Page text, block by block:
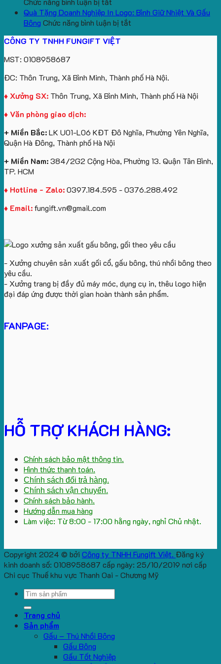
KEO
ấn
logo
Royal
Island
lớn
quà
tặng
móc
làm
quà
tặng
Xuất
Quà
Cổ
Chữ
U
Sản
Xuất
Bông
Theo
Yêu
Cầu
Quà Tặng Doanh Nghiệp In Logo: Bình Giữ Nhiệt Và Gấu
Bông Chức năng bình luận bị tắt
In
Logo:
Bình
Gấu
CÔNG TY TNHH FUNGIFT VIỆT
MST: 0108958687
ĐC: Thôn Trung, Xã Bình Minh, Thành phố Hà Nội.
♦ Xưởng SX: Thôn Trung, Xã Bình Minh, Thành phố Hà Nội
♦ Văn phòng giao dịch:
+ Miền Bắc:LK U01-L06 KĐT Đô Nghĩa, Phường Yên Nghĩa,
Quận Hà Đông, Thành phố Hà Nội
+ Miền Nam:384/2G2 Cộng Hòa, Phường 13. Quận Tân Bình,
TP. HCM
♦ Hotline - Zalo:0397.184.595 - 0376.288.492
♦ Email:fungift.vn@gmail.com
- Xưởng chuyên sản xuất gối cổ, gấu bông, thú nhồi bông theo
yêu cầu.
- Xưởng trang bị đầy đủ máy móc, dụng cụ in, thêu logo hiện
đại đáp ứng được thời gian hoàn thành sản phẩm.
FANPAGE:
HỖ TRỢ KHÁCH HÀNG:
Chính sách bảo mật thông tin.
Hình thức thanh toán.
Chính sách đổi trả hàng.
Chính sách vận chuyển.
Chính sách bảo hành.
Hướng dẫn mua hàng
Làm việc: Từ 8:00 - 17:00 hằng ngày, nghỉ Chủ nhật.
Copyright 2024 © bởi Công ty TNHH Fungift Việt. Đăng ký
kinh doanh số: 0108958687 cấp ngày: 25/10/2019 nơi cấp
Chi cục Thuế khu vực Thanh Oai - Chương Mỹ
Search
Trang chủ
Sản phẩm
Gấu – Thú Nhồi Bông
Gấu Bông
Gấu Tốt Nghiệp